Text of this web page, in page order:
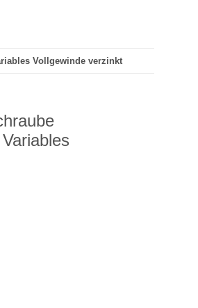
Vollgewinde verzinkt